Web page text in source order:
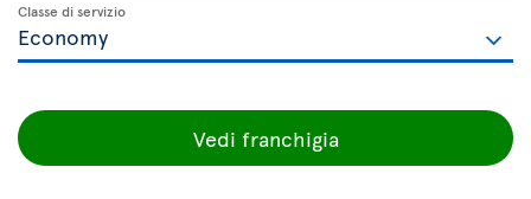
Classe di servizio
Vedi franchigia